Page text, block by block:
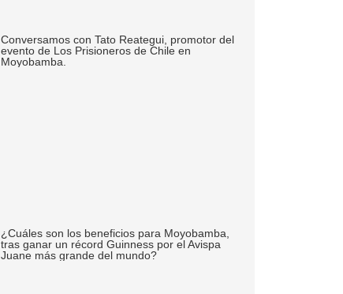
Conversamos con Tato Reategui, promotor del
evento de Los Prisioneros de Chile en
Moyobamba.
¿Cuáles son los beneficios para Moyobamba,
tras ganar un récord Guinness por el Avispa
Juane más grande del mundo?